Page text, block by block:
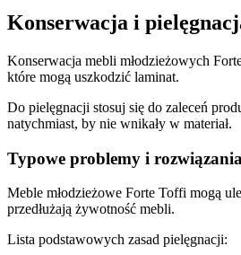
Konserwacja i
Konserwacja mebli młodzieżowych
które mogą uszkodzić laminat.
Do pielęgnacji stosuj się do zaleceń
natychmiast, by nie wnikały w materiał.
Typowe problemy i rozwiązania
Meble młodzieżowe Forte Toffi mogą
przedłużają żywotność mebli.
Lista podstawowych zasad pielęgnacji: